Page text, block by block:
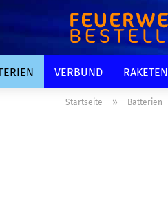
VERBUND RAKETEN
Startseite » Batterien